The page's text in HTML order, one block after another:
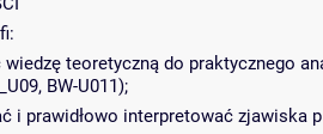
wiedzę teoretyczną do praktycznego
BW-U011);
i prawidłowo interpretować zjawiska